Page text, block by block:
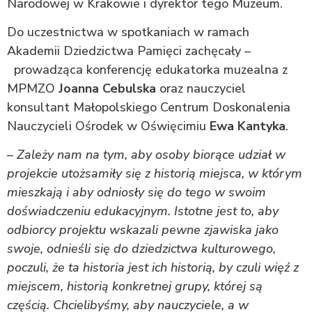
Do uczestnictwa w spotkaniach w ramach
Akademii Dziedzictwa Pamięci zachęcały –
prowadząca konferencję edukatorka muzealna z
MPMZO Joanna Cebulska oraz nauczyciel
konsultant Małopolskiego Centrum Doskonalenia
Nauczycieli Ośrodek w Oświęcimiu Ewa Kantyka.
– Zależy nam na tym, aby osoby biorące udział w
projekcie utożsamiły się z historią miejsca, w którym
mieszkają i aby odniosły się do tego w swoim
doświadczeniu edukacyjnym. Istotne jest to, aby
odbiorcy projektu wskazali pewne zjawiska jako
swoje, odnieśli się do dziedzictwa kulturowego,
poczuli, że ta historia jest ich historią, by czuli więź z
miejscem, historią konkretnej grupy, której są
częścią. Chcielibyśmy, aby nauczyciele, a w